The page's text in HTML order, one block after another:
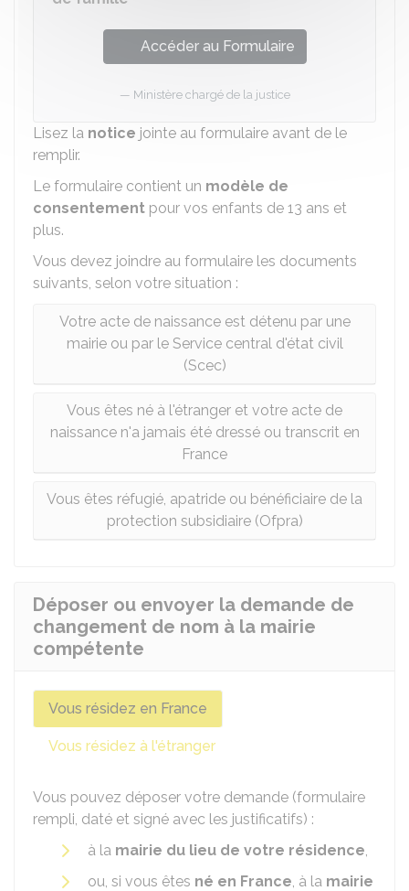
Accéder au Formulaire
Ministère chargé de la justice
Lisez la notice jointe au formulaire avant de le
remplir.
Le formulaire contient un modèle de
consentement pour vos enfants de 13 ans et
plus.
Vous devez joindre au formulaire les documents
suivants, selon votre situation :
Votre acte de naissance est détenu par une
mairie ou par le Service central d'état civil
(Scec)
Vous êtes né à l'étranger et votre acte de
naissance n'a jamais été dressé ou transcrit en
France
Vous êtes réfugié, apatride ou bénéficiaire de la
protection subsidiaire (Ofpra)
Déposer ou envoyer la demande de
changement de nom à la mairie
compétente
Vous résidez en France
Vous résidez à l'étranger
Vous pouvez déposer votre demande (formulaire
rempli, daté et signé avec les justificatifs) :
à la mairie du lieu de votre résidence,
ou, si vous êtes né en France, à la mairie